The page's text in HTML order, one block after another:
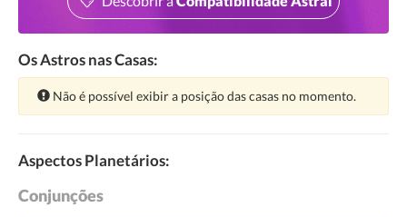
Os Astros nas Casas:
Atenção:
Não é possível exibir a posição das casas no momento.
Aspectos Planetários:
Conjunções